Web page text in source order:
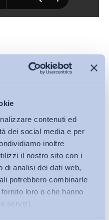
contenuti ed
dei social media e per
inoltre
il nostro sito con i
di analisi dei dati web,
potrebbero combinarle
loro o che hanno
servizi.